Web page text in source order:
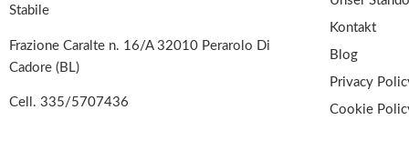
Stabile
Frazione Caralte n. 16/A 32010 Perarolo Di
Cadore (BL)
Cell. 335/5707436
Kontakt
Blog
Privacy
Cookie